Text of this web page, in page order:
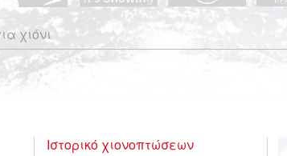
χιόνι
Ιστορικό χιονοπτώσεων